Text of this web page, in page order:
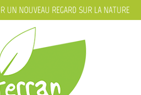
UN NOUVEAU REGARD SUR LA NATURE